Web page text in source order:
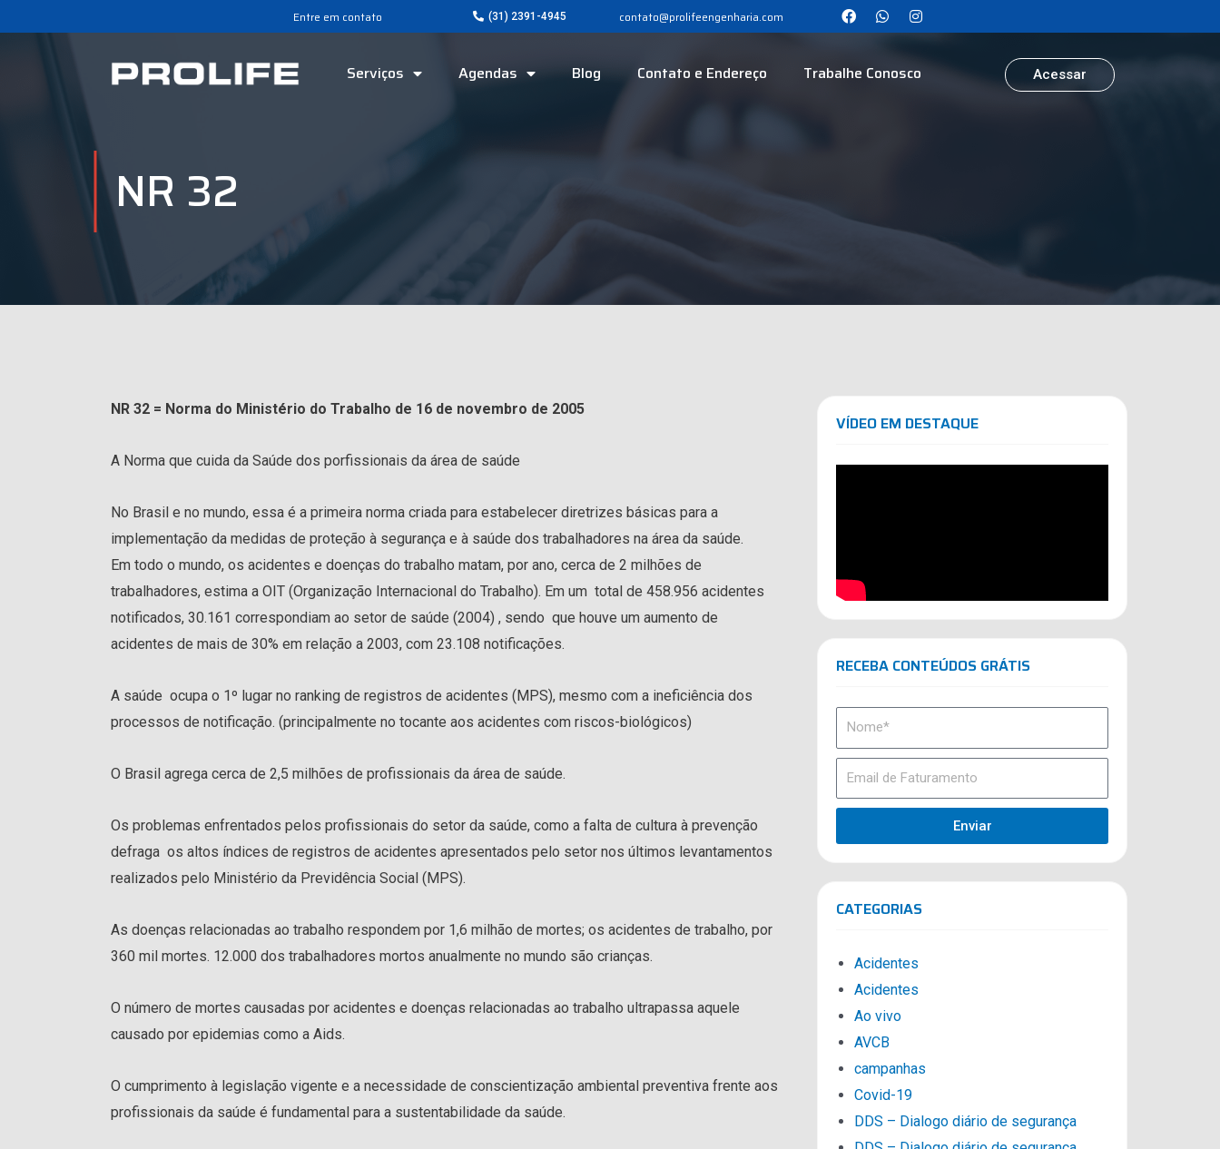
Entre em contato (31) 2391-4945 contato@prolifeengenharia.com
Serviços Agendas Blog Contato e Endereço Trabalhe Conosco Acessar
NR 32
NR 32 = Norma do Ministério do Trabalho de 16 de novembro de 2005
A Norma que cuida da Saúde dos porfissionais da área de saúde
No Brasil e no mundo, essa é a primeira norma criada para estabelecer diretrizes básicas para a
implementação da medidas de proteção à segurança e à saúde dos trabalhadores na área da saúde.
Em todo o mundo, os acidentes e doenças do trabalho matam, por ano, cerca de 2 milhões de
trabalhadores, estima a OIT (Organização Internacional do Trabalho). Em um total de 458.956 acidentes
notificados, 30.161 correspondiam ao setor de saúde (2004) , sendo que houve um aumento de
acidentes de mais de 30% em relação a 2003, com 23.108 notificações.
A saúde ocupa o 1º lugar no ranking de registros de acidentes (MPS), mesmo com a ineficiência dos
processos de notificação. (principalmente no tocante aos acidentes com riscos-biológicos)
O Brasil agrega cerca de 2,5 milhões de profissionais da área de saúde.
Os problemas enfrentados pelos profissionais do setor da saúde, como a falta de cultura à prevenção
defraga os altos índices de registros de acidentes apresentados pelo setor nos últimos levantamentos
realizados pelo Ministério da Previdência Social (MPS).
As doenças relacionadas ao trabalho respondem por 1,6 milhão de mortes; os acidentes de trabalho, por
360 mil mortes. 12.000 dos trabalhadores mortos anualmente no mundo são crianças.
O número de mortes causadas por acidentes e doenças relacionadas ao trabalho ultrapassa aquele
causado por epidemias como a Aids.
O cumprimento à legislação vigente e a necessidade de conscientização ambiental preventiva frente aos
profissionais da saúde é fundamental para a sustentabilidade da saúde.
VÍDEO EM DESTAQUE
RECEBA CONTEÚDOS GRÁTIS
Enviar
CATEGORIAS
Acidentes
Acidentes
Ao vivo
AVCB
campanhas
Covid-19
DDS – Dialogo diário de segurança